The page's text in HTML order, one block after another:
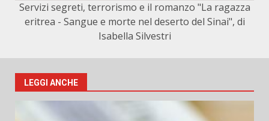
Servizi segreti, terrorismo e il romanzo "La ragazza
eritrea - Sangue e morte nel deserto del Sinai", di
Isabella Silvestri
LEGGI ANCHE